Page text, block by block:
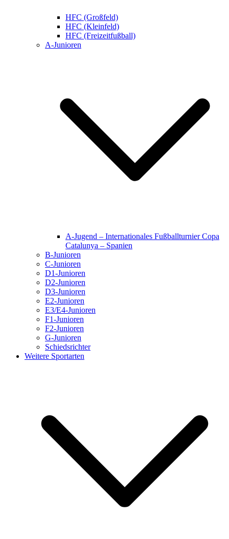
HFC (Großfeld)
HFC (Kleinfeld)
HFC (Freizeitfußball)
A-Junioren
A-Jugend – Internationales Fußballturnier Copa
Catalunya – Spanien
B-Junioren
C-Junioren
D1-Junioren
D2-Junioren
D3-Junioren
E2-Junioren
E3/E4-Junioren
F1-Junioren
F2-Junioren
G-Junioren
Schiedsrichter
Weitere Sportarten